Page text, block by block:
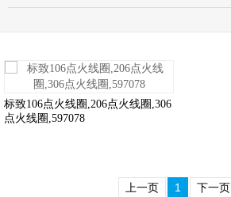
标致106点火线圈,206点火线圈,306
点火线圈,597078
上一页 1 下一页